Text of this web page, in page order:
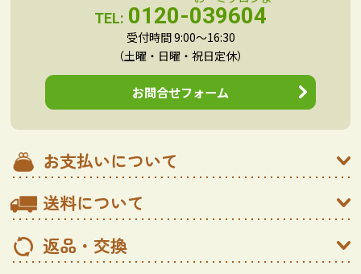
TEL: 0120-039604
受付時間 9:00～16:30
（土曜・日曜・祝日定休）
お問合せフォーム
お支払いについて
送料について
返品・交換